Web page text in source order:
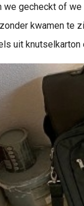
we gecheckt of
kwamen te
uit